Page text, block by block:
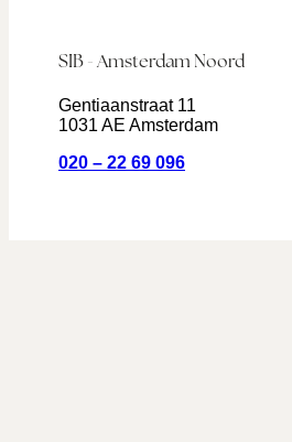
SIB - Amsterdam Noord
Gentiaanstraat 11
1031 AE Amsterdam
020 – 22 69 096